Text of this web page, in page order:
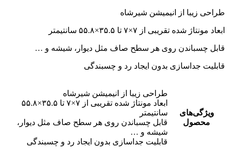
طراحی زیبا از انیمیشن شیرشاه
ابعاد مونتاژ شده تقریبی از ۷×۷ تا ۳۵.۵×۵۵.۸ سانتیمتر
قابل چسباندن روی هر سطح صاف مثل دیوار، شیشه و …
قابلیت جداسازی بدون ایجاد رد و چسبندگی
ویژگی‌های
محصول
طراحی زیبا از انیمیشن شیرشاه
ابعاد مونتاژ شده تقریبی از ۷×۷ تا ۳۵.۵×۵۵.۸
سانتیمتر
قابل چسباندن روی هر سطح صاف مثل دیوار،
شیشه و …
قابلیت جداسازی بدون ایجاد رد و چسبندگی